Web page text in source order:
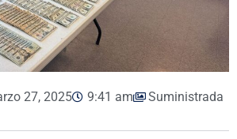
27, 2025 9:41 am Suministrada